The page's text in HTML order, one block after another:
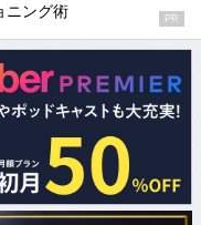
ニング術 PR